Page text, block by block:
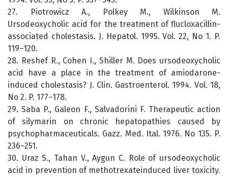
27. Piotrowicz A., Polkey M., Wilkinson M.
Ursodeoxycholic acid for the treatment of flucloxacillin-
associated cholestasis. J. Hepatol. 1995. Vol. 22, No 1. P.
119–120.
28. Reshef R., Cohen I., Shiller M. Does ursodeoxycholic
acid have a place in the treatment of amiodarone-
induced cholestasis? J. Clin. Gastroenterol. 1994. Vol. 18,
No 2. P. 177–178.
29. Saba P., Galeon F., Salvadorini F. Therapeutic action
of silymarin on chronic hepatopathies caused by
psychopharmaceuticals. Gazz. Med. Ital. 1976. No 135. P.
236–251.
30. Uraz S., Tahan V., Aygun C. Role of ursodeoxycholic
acid in prevention of methotrexateinduced liver toxicity.